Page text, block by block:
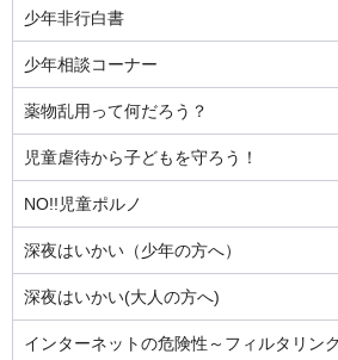
少年非行白書
少年相談コーナー
薬物乱用って何だろう？
児童虐待から子どもを守ろう！
NO!!児童ポルノ
深夜はいかい（少年の方へ）
深夜はいかい(大人の方へ)
インターネットの危険性～フィルタリン